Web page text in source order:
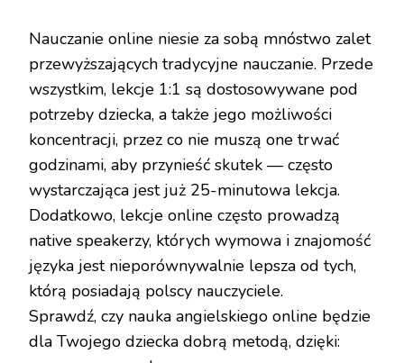
Nauczanie online niesie za sobą mnóstwo zalet
przewyższających tradycyjne nauczanie. Przede
wszystkim, lekcje 1:1 są dostosowywane pod
potrzeby dziecka, a także jego możliwości
koncentracji, przez co nie muszą one trwać
godzinami, aby przynieść skutek — często
wystarczająca jest już 25-minutowa lekcja.
Dodatkowo, lekcje online często prowadzą
native speakerzy, których wymowa i znajomość
języka jest nieporównywalnie lepsza od tych,
którą posiadają polscy nauczyciele.
Sprawdź, czy nauka angielskiego online będzie
dla Twojego dziecka dobrą metodą, dzięki: